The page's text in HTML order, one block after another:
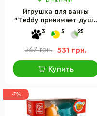
Игрушка для ванны
"Teddy принимает душ"
Hape E0202 высота 16 см
3 5 25
567 грн. 531 грн.
Купить
-7%